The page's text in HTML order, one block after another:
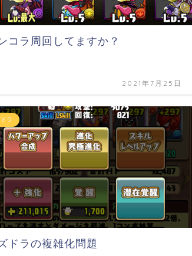
コラ周回してますか？
2021年7月25日
ラ
ドラの複雑化問題